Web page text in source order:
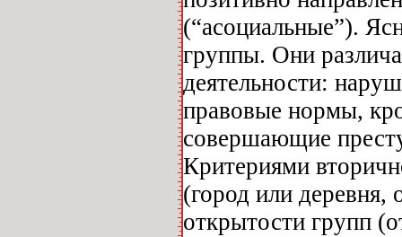
(“асоциальные”).
группы. Они
деятельности:
правовые нормы,
совершающие
Критериями
(город или деревня,
открытости групп